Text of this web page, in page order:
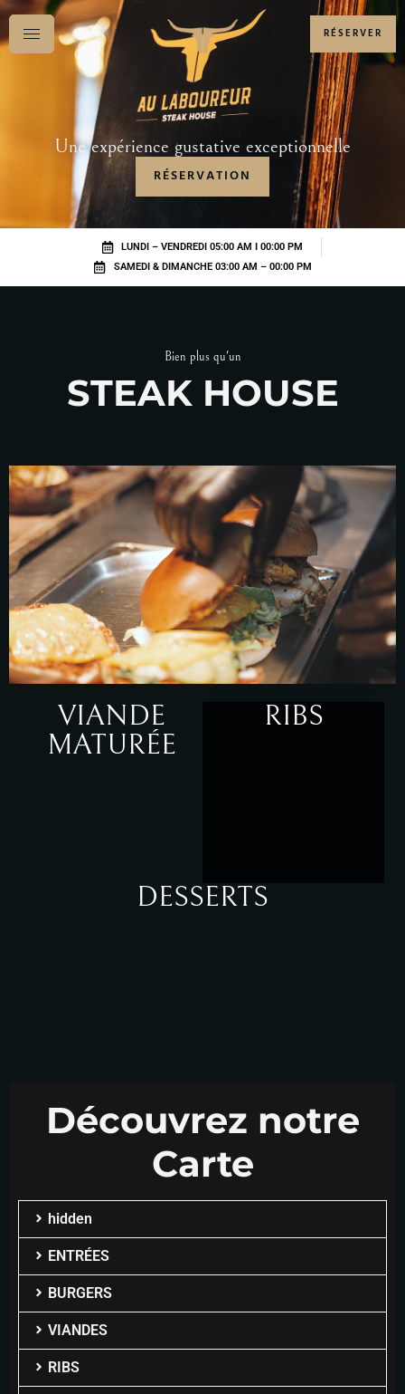
RÉSERVER
Une expérience gustative exceptionnelle
RÉSERVATION
LUNDI – VENDREDI 05:00 AM I 00:00 PM
SAMEDI & DIMANCHE 03:00 AM – 00:00 PM
Bien plus qu'un
STEAK HOUSE
VIANDE
MATURÉE
RIBS
DESSERTS
Découvrez notre
Carte
hidden
ENTRÉES
BURGERS
VIANDES
RIBS